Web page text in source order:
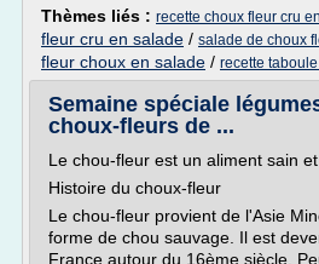
Thèmes liés : recette choux fleur cru
fleur cru en salade / salade de choux
fleur choux en salade / recette
Semaine spéciale
choux-fleurs de ...
Le chou-fleur est un aliment sain et
Histoire du choux-fleur
Le chou-fleur provient de l'Asie
forme de chou sauvage. Il est
France autour du 16ème siècle.